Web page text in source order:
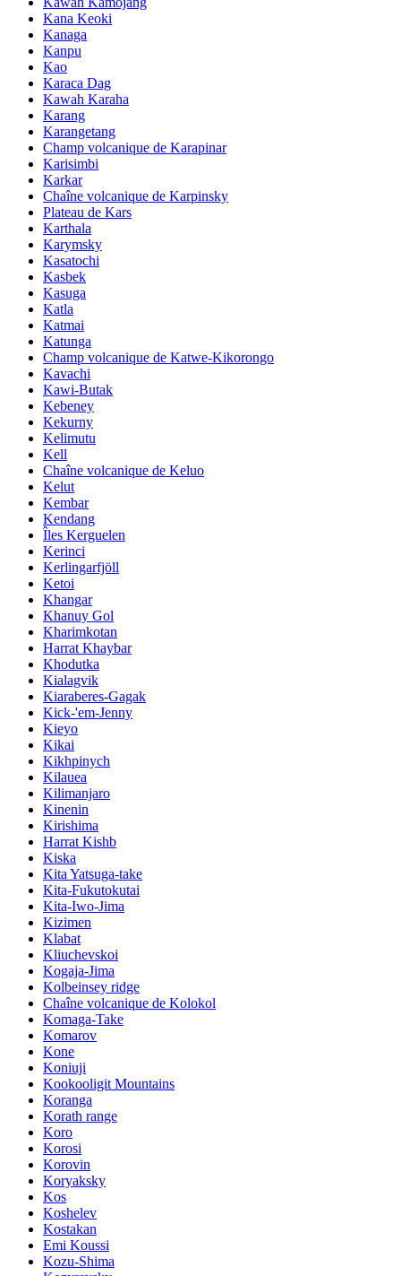
Kana Keoki
Kanaga
Kanpu
Kao
Karaca Dag
Kawah Karaha
Karang
Karangetang
Champ volcanique de Karapinar
Karisimbi
Karkar
Chaîne volcanique de Karpinsky
Plateau de Kars
Karthala
Karymsky
Kasatochi
Kasbek
Kasuga
Katla
Katmai
Katunga
Champ volcanique de Katwe-Kikorongo
Kavachi
Kawi-Butak
Kebeney
Kekurny
Kelimutu
Kell
Chaîne volcanique de Keluo
Kelut
Kembar
Kendang
Îles Kerguelen
Kerinci
Kerlingarfjöll
Ketoi
Khangar
Khanuy Gol
Kharimkotan
Harrat Khaybar
Khodutka
Kialagvik
Kiaraberes-Gagak
Kick-'em-Jenny
Kieyo
Kikai
Kikhpinych
Kilauea
Kilimanjaro
Kinenin
Kirishima
Harrat Kishb
Kiska
Kita Yatsuga-take
Kita-Fukutokutai
Kita-Iwo-Jima
Kizimen
Klabat
Kliuchevskoi
Kogaja-Jima
Kolbeinsey ridge
Chaîne volcanique de Kolokol
Komaga-Take
Komarov
Kone
Koniuji
Kookooligit Mountains
Koranga
Korath range
Koro
Korosi
Korovin
Koryaksky
Kos
Koshelev
Kostakan
Emi Koussi
Kozu-Shima